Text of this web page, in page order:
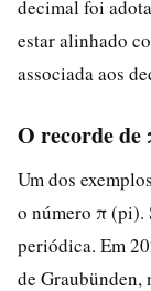
decimal foi
estar alinhado
associada aos
O recorde de
Um dos
o número π (pi).
periódica. Em
de Graubünden,